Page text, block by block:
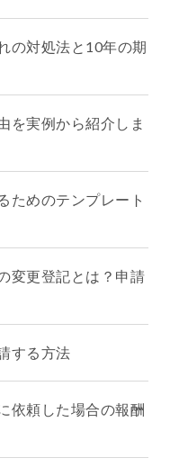
の対処法と10年の期
を実例から紹介しま
ためのテンプレート
変更登記とは？申請
する方法
依頼した場合の報酬